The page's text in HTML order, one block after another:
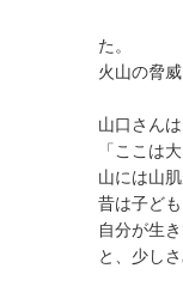
た。
火山の脅
山口さんは
「ここは
山には山
昔は子ど
自分が生
と、少し